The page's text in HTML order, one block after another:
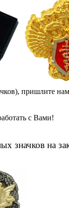
пришлите
с Вами!
значков на